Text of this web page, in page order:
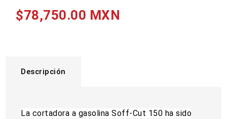
$78,750.00 MXN
Descripción
La cortadora a gasolina Soff-Cut 150 ha sido